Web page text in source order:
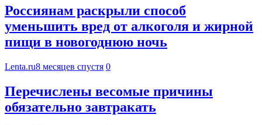
Россиянам раскрыли способ
уменьшить вред от алкоголя и жирной
пищи в новогоднюю ночь
Lenta.ru8 месяцев спустя 0
Перечислены весомые причины
обязательно завтракать